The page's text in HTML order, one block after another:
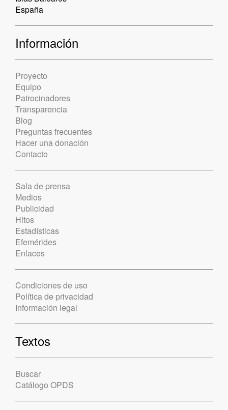
España
Información
Proyecto
Equipo
Patrocinadores
Transparencia
Blog
Preguntas frecuentes
Hacer una donación
Contacto
Sala de prensa
Medios
Publicidad
Hitos
Estadísticas
Efemérides
Enlaces
Condiciones de uso
Política de privacidad
Información legal
Textos
Buscar
Catálogo OPDS